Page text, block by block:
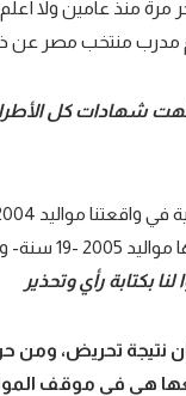
مرة منذ عامين ولا
مدرب منتخب مصر عن
شهادات كل
عليوة المعتدى
بكتابة رأي وتحذير
نتيجة تحريض،
هي في موقف